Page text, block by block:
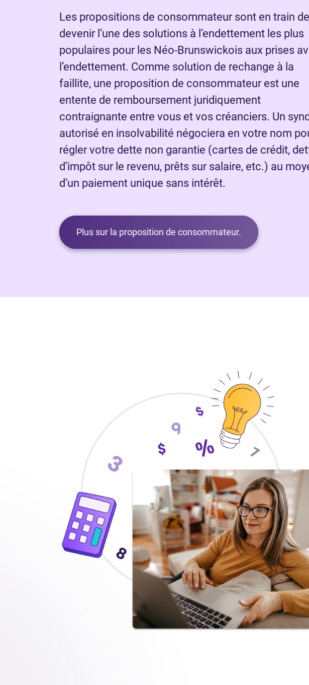
Les propositions de consommateur sont en train de
devenir l’une des solutions à l’endettement les plus
populaires pour les Néo-Brunswickois aux prises
l’endettement. Comme solution de rechange à la
faillite, une proposition de consommateur est une
entente de remboursement juridiquement
contraignante entre vous et vos créanciers. Un
autorisé en insolvabilité négociera en votre nom
régler votre dette non garantie (cartes de crédit,
d’impôt sur le revenu, prêts sur salaire, etc.) au
d’un paiement unique sans intérêt.
Plus sur la proposition de consommateur.